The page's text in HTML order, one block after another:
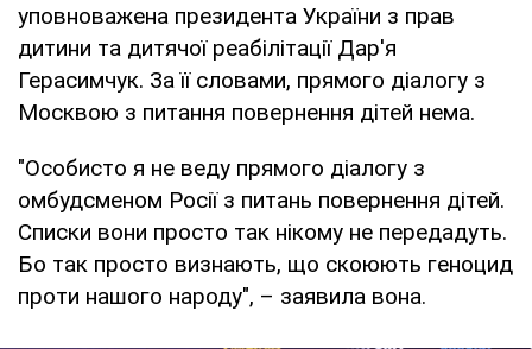
уповноважена президента України з прав
дитини та дитячої реабілітації Дар'я
Герасимчук. За її словами, прямого діалогу з
Москвою з питання повернення дітей нема.
"Особисто я не веду прямого діалогу з
омбудсменом Росії з питань повернення дітей.
Списки вони просто так нікому не передадуть.
Бо так просто визнають, що скоюють геноцид
проти нашого народу", – заявила вона.